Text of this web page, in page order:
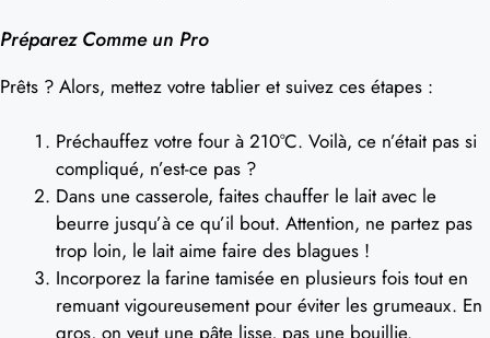
Préparez Comme un Pro
Prêts ? Alors, mettez votre tablier et suivez ces étapes :
Préchauffez votre four à 210°C. Voilà, ce n’était pas si
compliqué, n’est-ce pas ?
Dans une casserole, faites chauffer le lait avec le
beurre jusqu’à ce qu’il bout. Attention, ne partez pas
trop loin, le lait aime faire des blagues !
Incorporez la farine tamisée en plusieurs fois tout en
remuant vigoureusement pour éviter les grumeaux. En
gros, on veut une pâte lisse, pas une bouillie.